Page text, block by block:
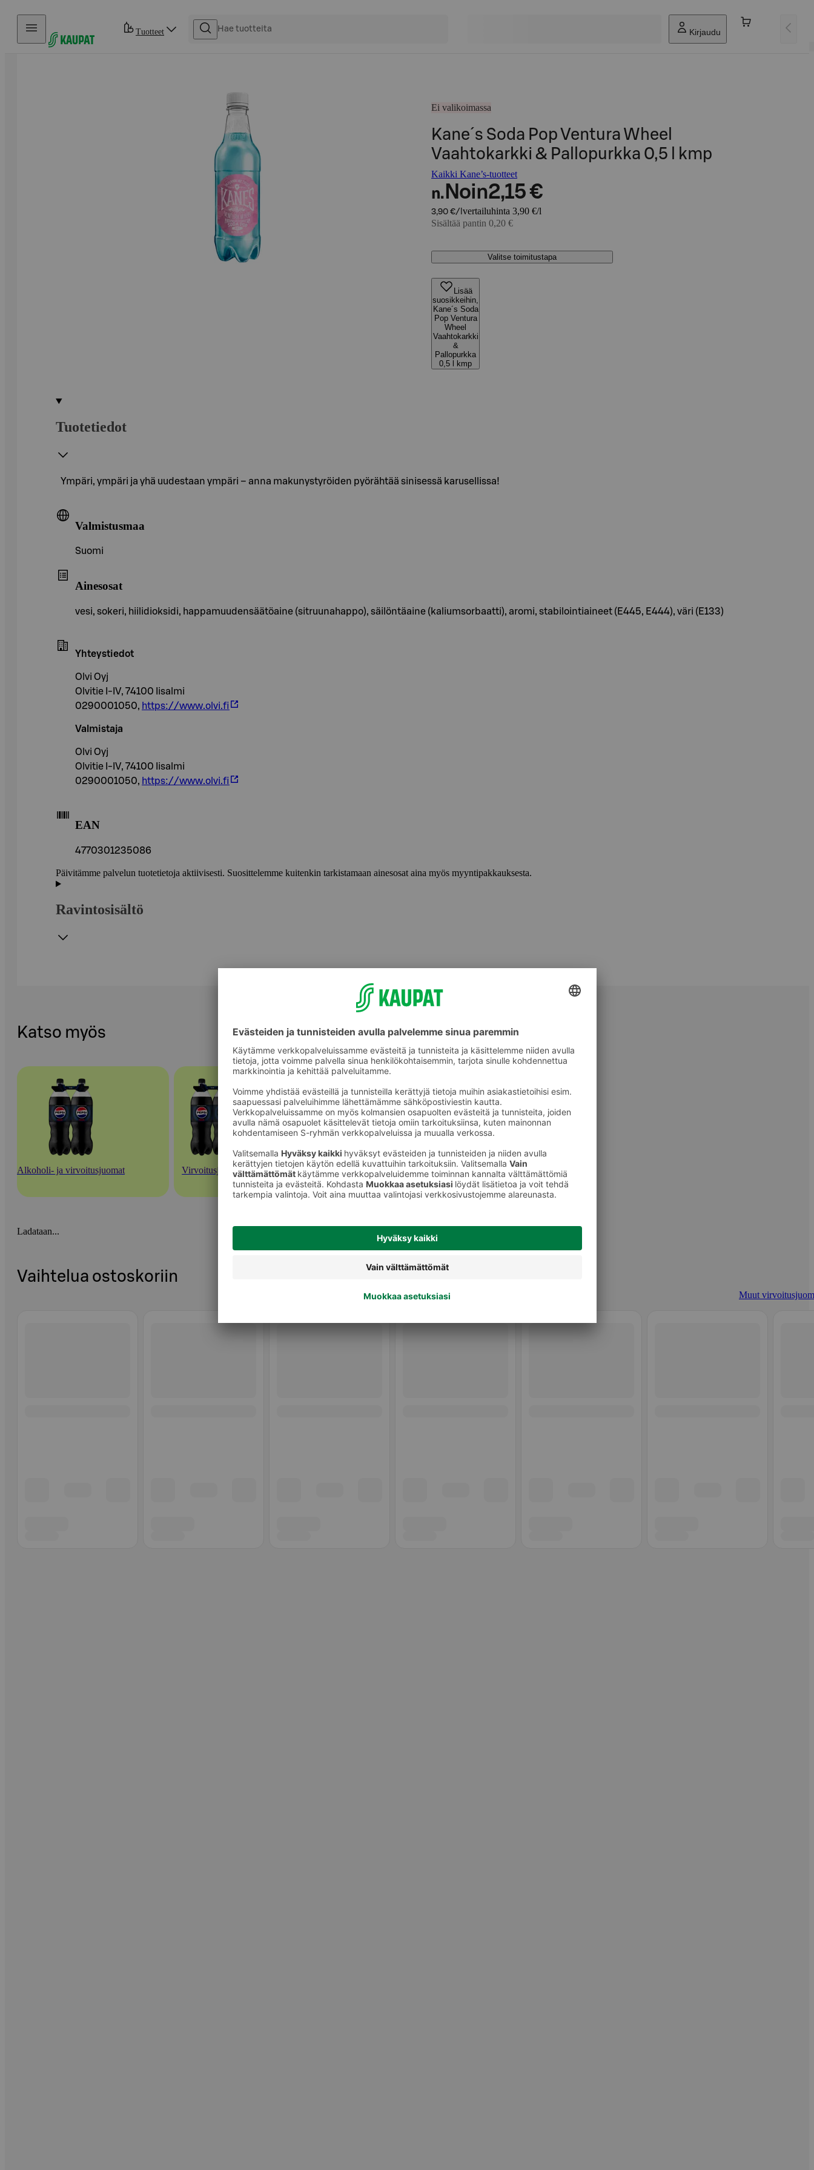
Hyppää sisältöön
Tuotteet Kirjaudu
Ei valikoimassa
Kane´s Soda Pop Ventura Wheel
Vaahtokarkki & Pallopurkka 0,5 l kmp
Kaikki Kane’s-tuotteet
n. Noin2,15 €
3,90 €/l vertailuhinta 3,90 €/l
Sisältää pantin 0,20 €
Valitse toimitustapa
Lisää
suosikkeihin,
Kane´s Soda
Pop Ventura
Wheel
Vaahtokarkki
&
Pallopurkka
0,5 l kmp
Tuotetiedot
Ympäri, ympäri ja yhä uudestaan ympäri – anna makunystyröiden pyörähtää sinisessä karusellissa!
Valmistusmaa
Suomi
Ainesosat
vesi, sokeri, hiilidioksidi, happamuudensäätöaine (sitruunahappo), säilöntäaine (kaliumsorbaatti), aromi, stabilointiaineet (E445, E444), väri (E133)
Yhteystiedot
Olvi Oyj
Olvitie I-IV, 74100 Iisalmi
0290001050, https://www.olvi.fi
Valmistaja
Olvi Oyj
Olvitie I-IV, 74100 Iisalmi
0290001050, https://www.olvi.fi
EAN
4770301235086
Päivitämme palvelun tuotetietoja aktiivisesti. Suosittelemme kuitenkin tarkistamaan ainesosat aina myös myyntipakkauksesta.
Ravintosisältö
Katso myös
Alkoholi- ja virvoitusjuomat Virvoitusjuomat Muut virvoitusjuomat
Ladataan...
Vaihtelua ostoskoriin
Muut